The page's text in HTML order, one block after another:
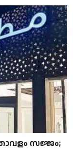
സജ്ജം;